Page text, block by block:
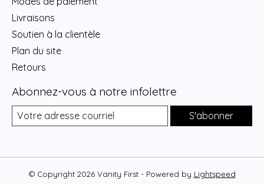
Livraisons
Soutien à la clientèle
Plan du site
Retours
Abonnez-vous à notre infolettre
S'abonner
© Copyright 2026 Vanity First - Powered by Lightspeed